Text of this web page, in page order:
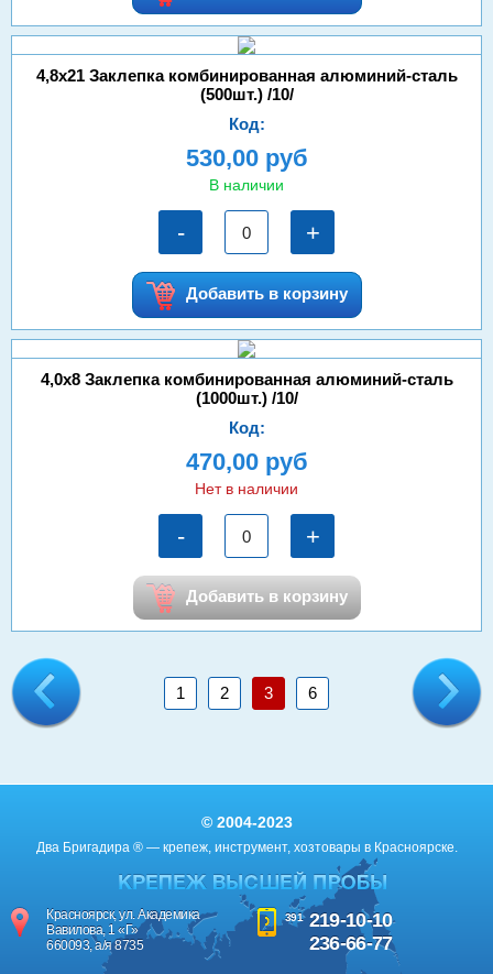
4,8х21 Заклепка комбинированная алюминий-сталь
(500шт.) /10/
Код:
530,00 руб
В наличии
- +
Добавить в корзину
4,0х8 Заклепка комбинированная алюминий-сталь
(1000шт.) /10/
Код:
470,00 руб
Нет в наличии
- +
Добавить в корзину
1 2 3 6
© 2004-2023
Два Бригадира ® — крепеж, инструмент, хозтовары в Красноярске.
Красноярск, ул. Академика
Вавилова, 1 «Г»
660093, а/я 8735
391 219-10-10
236-66-77